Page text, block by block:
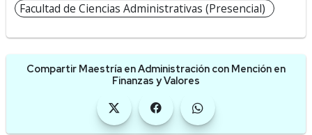
Facultad de Ciencias Administrativas (Presencial)
Compartir Maestría en Administración con Mención en
Finanzas y Valores